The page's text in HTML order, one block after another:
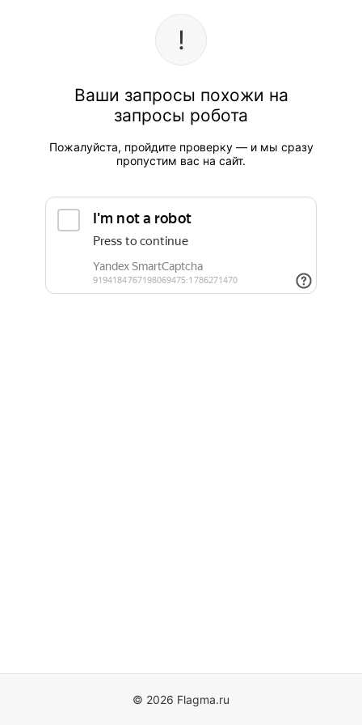
Ваши запросы похожи на
запросы робота
Пожалуйста, пройдите проверку — и мы сразу
пропустим вас на сайт.
© 2026 Flagma.ru